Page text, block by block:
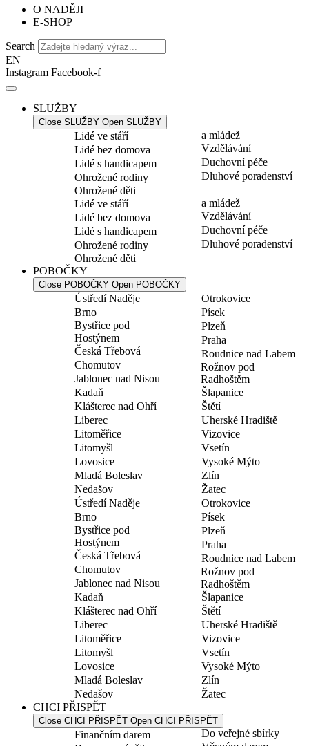
O NADĚJI
E-SHOP
Search
EN
Instagram Facebook-f
SLUŽBY
Close SLUŽBY Open SLUŽBY
Lidé ve stáří
Lidé bez domova
Lidé s handicapem
Ohrožené rodiny
Ohrožené děti
a mládež
Vzdělávání
Duchovní péče
Dluhové poradenství
Lidé ve stáří
Lidé bez domova
Lidé s handicapem
Ohrožené rodiny
Ohrožené děti
a mládež
Vzdělávání
Duchovní péče
Dluhové poradenství
POBOČKY
Close POBOČKY Open POBOČKY
Ústředí Naděje
Brno
Bystřice pod
Hostýnem
Česká Třebová
Chomutov
Jablonec nad Nisou
Kadaň
Klášterec nad Ohří
Liberec
Litoměřice
Litomyšl
Lovosice
Mladá Boleslav
Nedašov
Otrokovice
Písek
Plzeň
Praha
Roudnice nad Labem
Rožnov pod
Radhoštěm
Šlapanice
Štětí
Uherské Hradiště
Vizovice
Vsetín
Vysoké Mýto
Zlín
Žatec
Ústředí Naděje
Brno
Bystřice pod
Hostýnem
Česká Třebová
Chomutov
Jablonec nad Nisou
Kadaň
Klášterec nad Ohří
Liberec
Litoměřice
Litomyšl
Lovosice
Mladá Boleslav
Nedašov
Otrokovice
Písek
Plzeň
Praha
Roudnice nad Labem
Rožnov pod
Radhoštěm
Šlapanice
Štětí
Uherské Hradiště
Vizovice
Vsetín
Vysoké Mýto
Zlín
Žatec
CHCI PŘISPĚT
Close CHCI PŘISPĚT Open CHCI PŘISPĚT
Finančním darem
Do veřejné sbírky